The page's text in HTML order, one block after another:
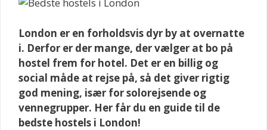
London er en forholdsvis dyr by at overnatte
i. Derfor er der mange, der vælger at bo på
hostel frem for hotel. Det er en billig og
social måde at rejse på, så det giver rigtig
god mening, især for solorejsende og
vennegrupper. Her får du en guide til de
bedste hostels i London!